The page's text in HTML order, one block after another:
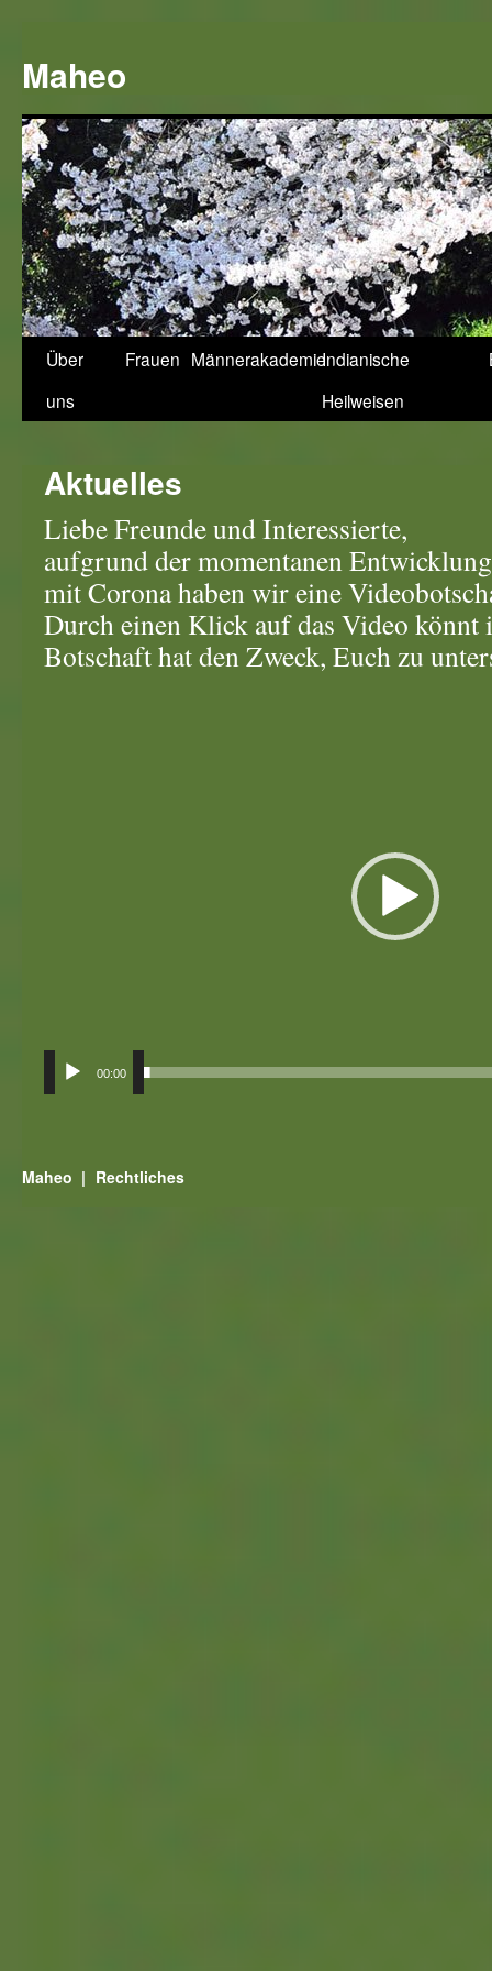
springen
Maheo
Über
uns
Frauen MännerakademieIndianische
Heilweisen
Aktuelles
Liebe Freunde und Interessierte,
aufgrund der momentanen
mit Corona haben wir eine
Durch einen Klick auf das Video könnt
Botschaft hat den Zweck, Euch zu
00:00
Maheo Rechtliches